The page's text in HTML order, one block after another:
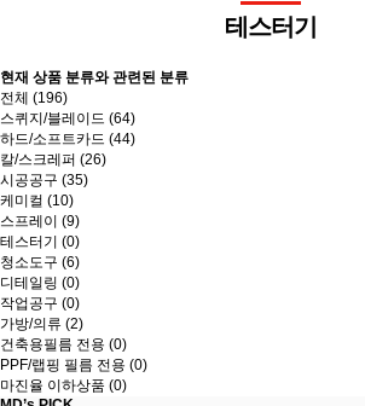
테스터기
현재 상품 분류와 관련된 분류
전체 (196)
스퀴지/블레이드 (64)
하드/소프트카드 (44)
칼/스크레퍼 (26)
시공공구 (35)
케미컬 (10)
스프레이 (9)
테스터기 (0)
청소도구 (6)
디테일링 (0)
작업공구 (0)
가방/의류 (2)
건축용필름 전용 (0)
PPF/랩핑 필름 전용 (0)
마진율 이하상품 (0)